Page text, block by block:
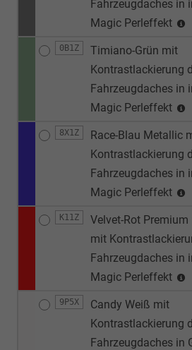
Fahrzeugdaches in
Magic Perleffekt
0B1Z
Timiano-Grün mit
Kontrastlackierung
Fahrzeugdaches in
Magic Perleffekt
8X1Z
Race-Blau Metallic
Kontrastlackierung
Fahrzeugdaches in
Magic Perleffekt
K11Z
Velvet-Rot
mit
Fahrzeugdaches in
Magic Perleffekt
9P5X
Candy Weiß mit
Kontrastlackierung
Fahrzeugdaches in